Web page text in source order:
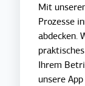
Mit
Prozesse
abdecken.
Ihrem
unsere